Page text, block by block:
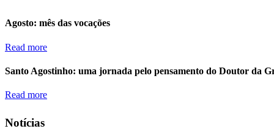
Agosto: mês das vocações
Read more
Santo Agostinho: uma jornada pelo pensamento do Doutor da
Read more
Notícias